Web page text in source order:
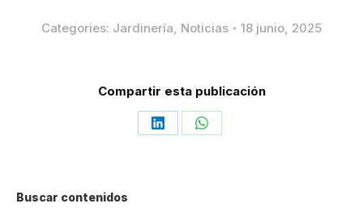
Categories: Jardinería Noticias 18 junio, 2025
Compartir esta publicación
Share Share
Buscar contenidos